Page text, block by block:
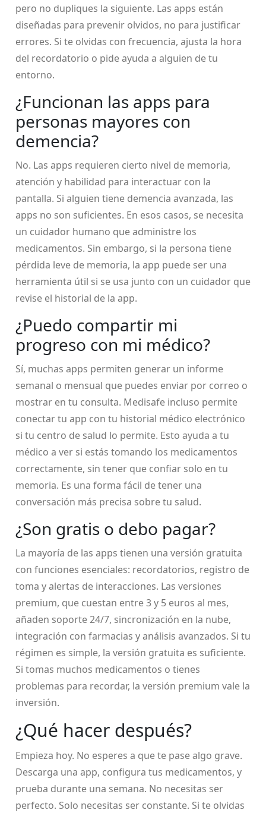
pero no dupliques la siguiente. Las apps están
diseñadas para prevenir olvidos, no para justificar
errores. Si te olvidas con frecuencia, ajusta la hora
del recordatorio o pide ayuda a alguien de tu
entorno.
¿Funcionan las apps para
personas mayores con
demencia?
No. Las apps requieren cierto nivel de memoria,
atención y habilidad para interactuar con la
pantalla. Si alguien tiene demencia avanzada, las
apps no son suficientes. En esos casos, se necesita
un cuidador humano que administre los
medicamentos. Sin embargo, si la persona tiene
pérdida leve de memoria, la app puede ser una
herramienta útil si se usa junto con un cuidador que
revise el historial de la app.
¿Puedo compartir mi
progreso con mi médico?
Sí, muchas apps permiten generar un informe
semanal o mensual que puedes enviar por correo o
mostrar en tu consulta. Medisafe incluso permite
conectar tu app con tu historial médico electrónico
si tu centro de salud lo permite. Esto ayuda a tu
médico a ver si estás tomando los medicamentos
correctamente, sin tener que confiar solo en tu
memoria. Es una forma fácil de tener una
conversación más precisa sobre tu salud.
¿Son gratis o debo pagar?
La mayoría de las apps tienen una versión gratuita
con funciones esenciales: recordatorios, registro de
toma y alertas de interacciones. Las versiones
premium, que cuestan entre 3 y 5 euros al mes,
añaden soporte 24/7, sincronización en la nube,
integración con farmacias y análisis avanzados. Si tu
régimen es simple, la versión gratuita es suficiente.
Si tomas muchos medicamentos o tienes
problemas para recordar, la versión premium vale la
inversión.
¿Qué hacer después?
Empieza hoy. No esperes a que te pase algo grave.
Descarga una app, configura tus medicamentos, y
prueba durante una semana. No necesitas ser
perfecto. Solo necesitas ser constante. Si te olvidas